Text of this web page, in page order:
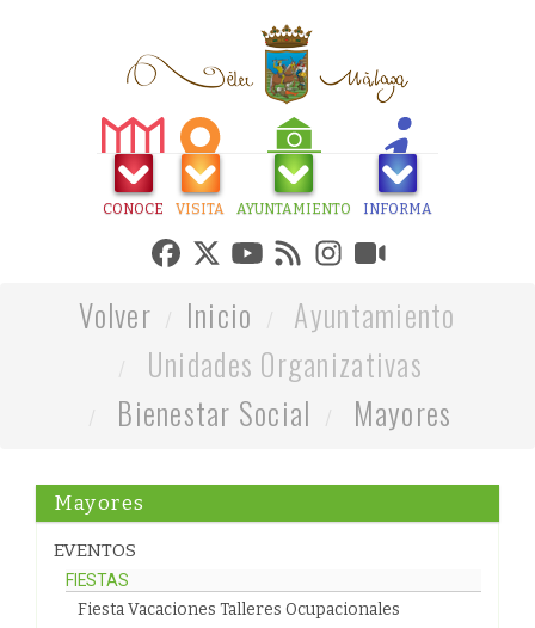
CONOCE VISITA AYUNTAMIENTO INFORMA
Volver Inicio
Ayuntamiento
Unidades Organizativas
Bienestar Social
Mayores
Mayores
EVENTOS
FIESTAS
Fiesta Vacaciones Talleres Ocupacionales